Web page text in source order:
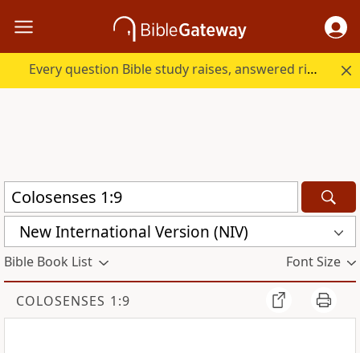
Every question Bible study raises, answered right here.
New International Version (NIV)
Bible Book List Font Size
COLOSENSES 1:9